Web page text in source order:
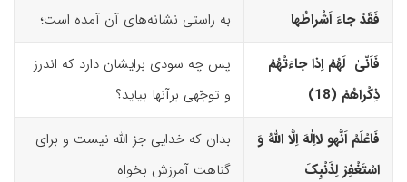
فَقَدْ جاءَ اَشْراطُها به راستی نشانه‌های آن آمده است؛
فَاَنّیٰ لَهُمْ اِذا جاءَتْهُمْ
ذِکْراهُمْ (18)‏
پس چه سودی برایشان دارد که اندرز
و توجّهی برآنها بیاید؟
فَاعْلَمْ اَنَّهو لااِلٰهَ اِلَّا اللّهُ وَ
اسْتَغْفِرْ لِذَنْبِکَ
بدان که خدایی جز اللّه نیست و برای
گناهت آمرزش بخواه